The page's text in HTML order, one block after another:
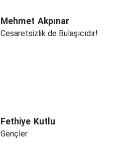
Mehmet Akpınar
Cesaretsizlik de Bulaşıcıdır!
Fethiye Kutlu
Gençler